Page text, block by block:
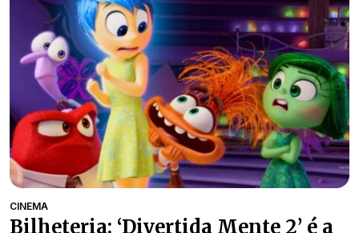
CINEMA
Bilheteria: ‘Divertida Mente 2’ é a